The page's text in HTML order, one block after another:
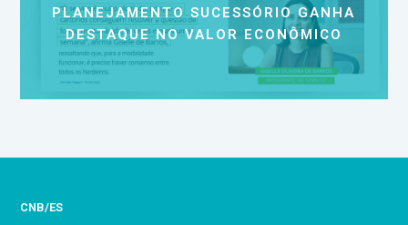
PLANEJAMENTO SUCESSÓRIO GANHA
DESTAQUE NO VALOR ECONÔMICO
CNB/ES